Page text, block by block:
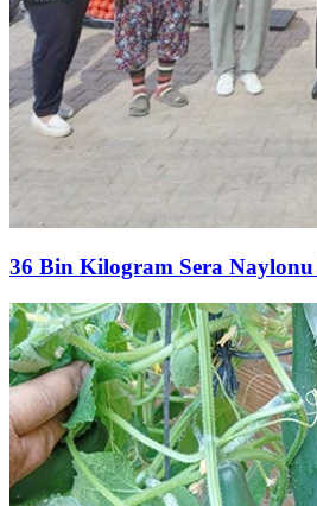
36 Bin Kilogram Sera Naylonu